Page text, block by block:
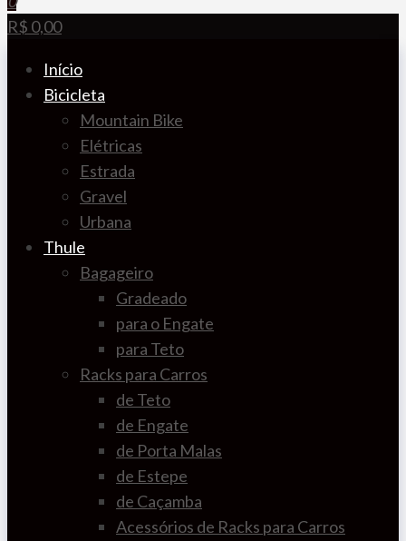
R$ 0,00
Início
Bicicleta
Mountain Bike
Elétricas
Estrada
Gravel
Urbana
Thule
Bagageiro
Gradeado
para o Engate
para Teto
Racks para Carros
de Teto
de Engate
de Porta Malas
de Estepe
de Caçamba
Acessórios de Racks para Carros